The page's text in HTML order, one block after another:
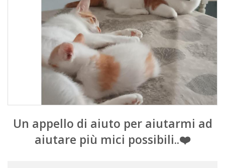
Un appello di aiuto per aiutarmi ad
aiutare più mici possibili..❤️